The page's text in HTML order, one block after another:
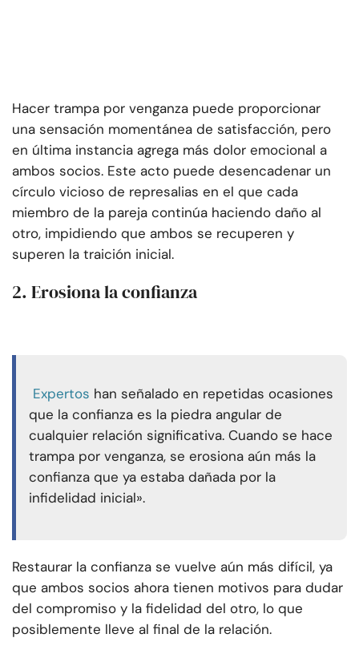
Hacer trampa por venganza puede proporcionar
una sensación momentánea de satisfacción, pero
en última instancia agrega más dolor emocional a
ambos socios. Este acto puede desencadenar un
círculo vicioso de represalias en el que cada
miembro de la pareja continúa haciendo daño al
otro, impidiendo que ambos se recuperen y
superen la traición inicial.
2. Erosiona la confianza
Expertos han señalado en repetidas ocasiones
que la confianza es la piedra angular de
cualquier relación significativa. Cuando se hace
trampa por venganza, se erosiona aún más la
confianza que ya estaba dañada por la
infidelidad inicial».
Restaurar la confianza se vuelve aún más difícil, ya
que ambos socios ahora tienen motivos para dudar
del compromiso y la fidelidad del otro, lo que
posiblemente lleve al final de la relación.